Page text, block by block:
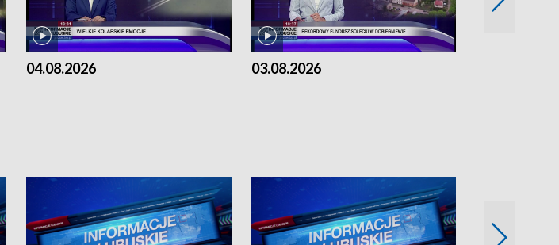
04.08.2026 03.08.2026